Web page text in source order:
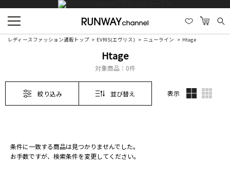
レディースファッション通販トップ EVRIS(エヴリス) ニューライン Htage
Htage
対象商品： 0件
絞り込み 並び替え 表示
条件に一致する商品は見つかりませんでした。
お手数ですが、検索条件を変更してください。